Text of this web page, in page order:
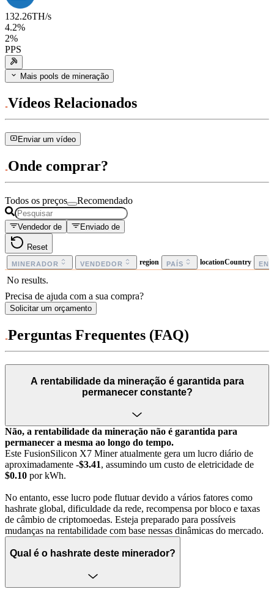
132.26TH/s
4.2%
2%
PPS
Mais pools de mineração
Vídeos Relacionados
Enviar um vídeo
Onde comprar?
Todos os preços Recomendado
Vendedor de Enviado de
Reset
MINERADOR VENDEDOR region PAÍS locationCountry
No results.
Precisa de ajuda com a sua compra?
Solicitar um orçamento
Perguntas Frequentes (FAQ)
A rentabilidade da mineração é garantida para
permanecer constante?
Não, a rentabilidade da mineração não é garantida para
permanecer a mesma ao longo do tempo.
Este FusionSilicon X7 Miner atualmente gera um lucro diário de
aproximadamente -$3.41, assumindo um custo de eletricidade de
$0.10 por kWh.
No entanto, esse lucro pode flutuar devido a vários fatores como
hashrate global, dificuldade da rede, recompensa por bloco e taxas
de câmbio de criptomoedas. Esteja preparado para possíveis
mudanças na rentabilidade com base nessas dinâmicas do mercado.
Qual é o hashrate deste minerador?